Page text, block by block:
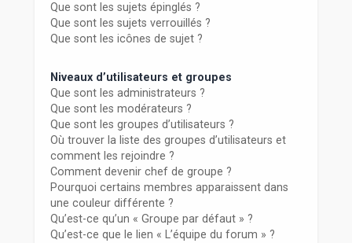
Que sont les sujets épinglés ?
Que sont les sujets verrouillés ?
Que sont les icônes de sujet ?
Niveaux d’utilisateurs et groupes
Que sont les administrateurs ?
Que sont les modérateurs ?
Que sont les groupes d’utilisateurs ?
Où trouver la liste des groupes d’utilisateurs et
comment les rejoindre ?
Comment devenir chef de groupe ?
Pourquoi certains membres apparaissent dans
une couleur différente ?
Qu’est-ce qu’un « Groupe par défaut » ?
Qu’est-ce que le lien « L’équipe du forum » ?